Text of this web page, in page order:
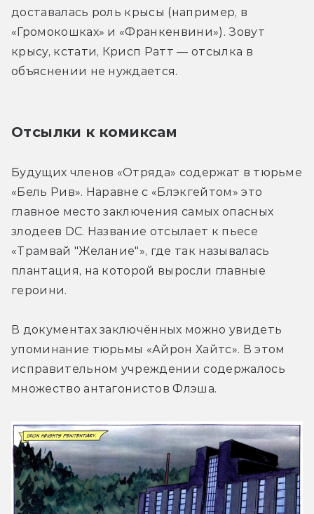
доставалась роль крысы (например, в
«Громокошках» и «Франкенвини»). Зовут
крысу, кстати, Крисп Ратт — отсылка в
объяснении не нуждается.
Отсылки к комиксам
Будущих членов «Отряда» содержат в тюрьме
«Бель Рив». Наравне с «Блэкгейтом» это
главное место заключения самых опасных
злодеев DC. Название отсылает к пьесе
«Трамвай "Желание"», где так называлась
плантация, на которой выросли главные
героини.
В документах заключённых можно увидеть
упоминание тюрьмы «Айрон Хайтс». В этом
исправительном учреждении содержалось
множество антагонистов Флэша.